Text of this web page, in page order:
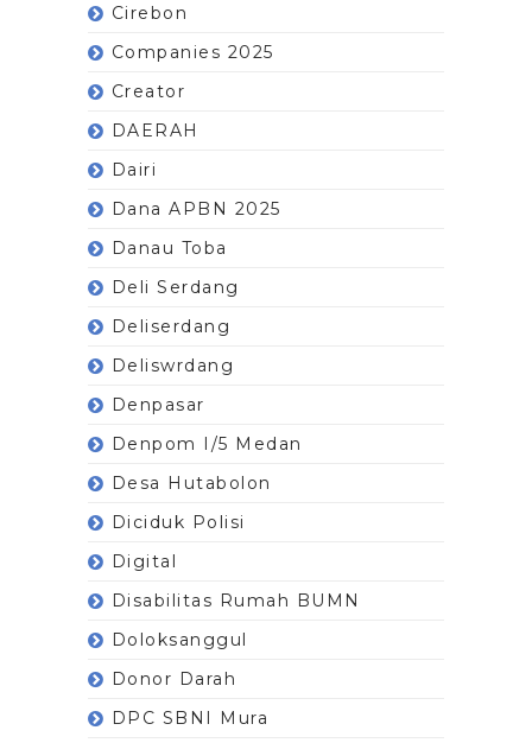
Cirebon
Companies 2025
Creator
DAERAH
Dairi
Dana APBN 2025
Danau Toba
Deli Serdang
Deliserdang
Deliswrdang
Denpasar
Denpom I/5 Medan
Desa Hutabolon
Diciduk Polisi
Digital
Disabilitas Rumah BUMN
Doloksanggul
Donor Darah
DPC SBNI Mura